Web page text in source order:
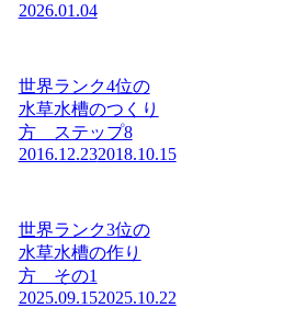
2026.01.04
世界ランク4位の
水草水槽のつくり
方 ステップ8
2016.12.232018.10.15
世界ランク3位の
水草水槽の作り
方 その1
2025.09.152025.10.22